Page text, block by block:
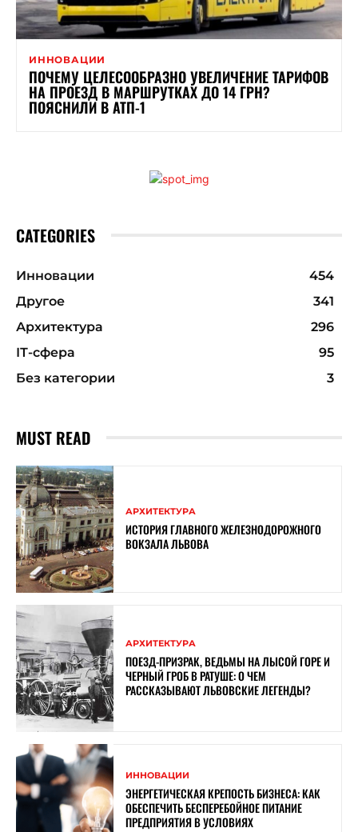
ИННОВАЦИИ
ПОЧЕМУ ЦЕЛЕСООБРАЗНО УВЕЛИЧЕНИЕ ТАРИФОВ
НА ПРОЕЗД В МАРШРУТКАХ ДО 14 ГРН?
ПОЯСНИЛИ В АТП-1
CATEGORIES
Инновации
454
Другое
341
Архитектура
296
ІТ-сфера
95
Без категории
3
MUST READ
АРХИТЕКТУРА
ИСТОРИЯ ГЛАВНОГО ЖЕЛЕЗНОДОРОЖНОГО
ВОКЗАЛА ЛЬВОВА
АРХИТЕКТУРА
ПОЕЗД-ПРИЗРАК, ВЕДЬМЫ НА ЛЫСОЙ ГОРЕ И
ЧЕРНЫЙ ГРОБ В РАТУШЕ: О ЧЕМ
РАССКАЗЫВАЮТ ЛЬВОВСКИЕ ЛЕГЕНДЫ?
ИННОВАЦИИ
ЭНЕРГЕТИЧЕСКАЯ КРЕПОСТЬ БИЗНЕСА: КАК
ОБЕСПЕЧИТЬ БЕСПЕРЕБОЙНОЕ ПИТАНИЕ
ПРЕДПРИЯТИЯ В УСЛОВИЯХ